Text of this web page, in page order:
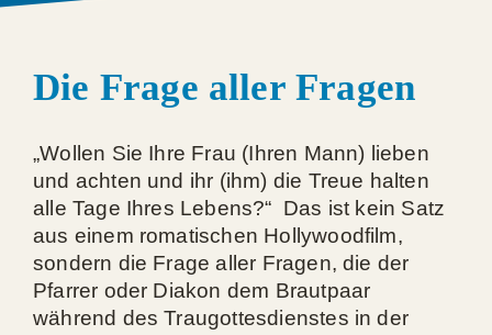
Die Frage aller Fragen
„Wollen Sie Ihre Frau (Ihren Mann) lieben
und achten und ihr (ihm) die Treue halten
alle Tage Ihres Lebens?“ Das ist kein Satz
aus einem romatischen Hollywoodfilm,
sondern die Frage aller Fragen, die der
Pfarrer oder Diakon dem Brautpaar
während des Traugottesdienstes in der